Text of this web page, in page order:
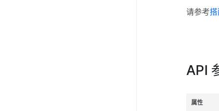
请参考
API
属性